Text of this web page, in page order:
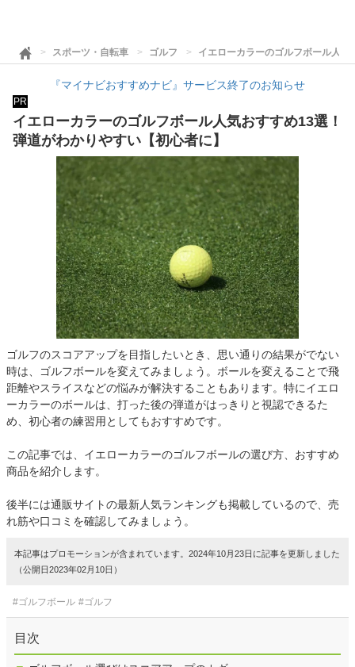
スポーツ・自転車 ゴルフ イエローカラーのゴルフボール人
『マイナビおすすめナビ』サービス終了のお知らせ
PR
イエローカラーのゴルフボール人気おすすめ13選！
弾道がわかりやすい【初心者に】
ゴルフのスコアアップを目指したいとき、思い通りの結果がでない
時は、ゴルフボールを変えてみましょう。ボールを変えることで飛
距離やスライスなどの悩みが解決することもあります。特にイエロ
ーカラーのボールは、打った後の弾道がはっきりと視認できるた
め、初心者の練習用としてもおすすめです。
この記事では、イエローカラーのゴルフボールの選び方、おすすめ
商品を紹介します。
後半には通販サイトの最新人気ランキングも掲載しているので、売
れ筋や口コミを確認してみましょう。
本記事はプロモーションが含まれています。2024年10月23日に記事を更新しました
（公開日2023年02月10日）
#ゴルフボール #ゴルフ
目次